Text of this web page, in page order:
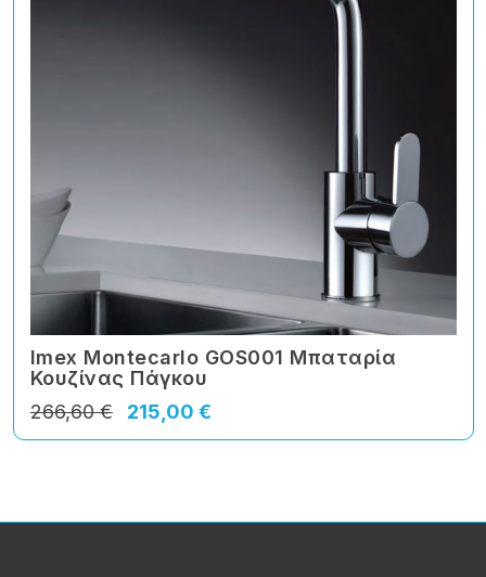
Imex Montecarlo GOS001 Μπαταρία
Κουζίνας Πάγκου
215,00 €
266,60 €